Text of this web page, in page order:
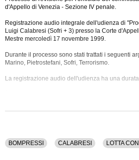
d'Appello di Venezia - Sezione IV penale.
Registrazione audio integrale dell'udienza di
Luigi Calabresi (Sofri + 3) presso la Corte
Mestre mercoledì 17 novembre 1999.
Durante il processo sono stati trattati i seguenti
Marino, Pietrostefani, Sofri, Terrorismo.
La registrazione audio dell'udienza ha una
BOMPRESSI CALABRESI LOTTA